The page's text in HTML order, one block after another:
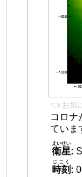
👈 お気
コロナ
ていま
衛星
えいせい
:
時刻
じこく
: